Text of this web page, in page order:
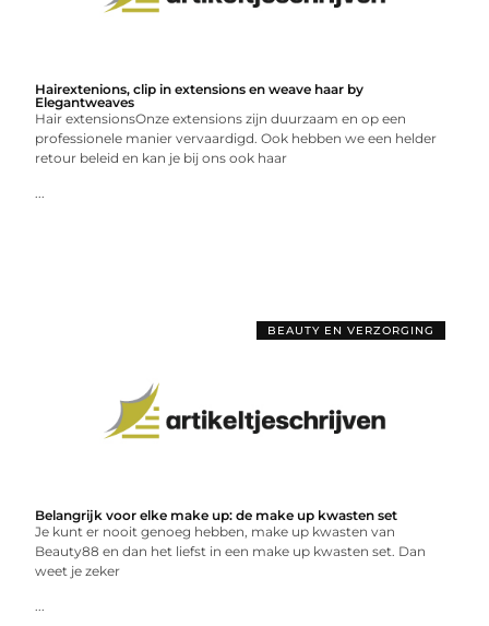
Hairextenions, clip in extensions en weave haar by
Elegantweaves
Hair extensionsOnze extensions zijn duurzaam en op een
professionele manier vervaardigd. Ook hebben we een helder
retour beleid en kan je bij ons ook haar
...
BEAUTY EN VERZORGING
Belangrijk voor elke make up: de make up kwasten set
Je kunt er nooit genoeg hebben, make up kwasten van
Beauty88 en dan het liefst in een make up kwasten set. Dan
weet je zeker
...